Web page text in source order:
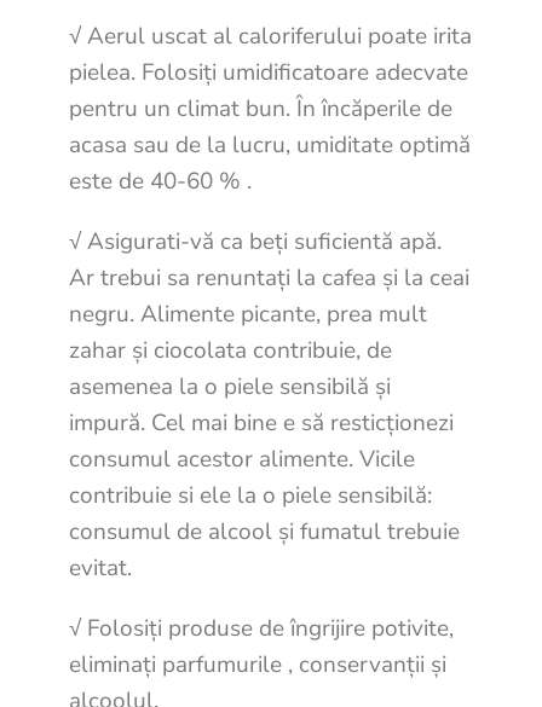
√ Aerul uscat al caloriferului poate irita
pielea. Folosiți umidificatoare adecvate
pentru un climat bun. În încăperile de
acasa sau de la lucru, umiditate optimă
este de 40-60 % .
√ Asigurati-vă ca beți suficientă apă.
Ar trebui sa renuntați la cafea și la ceai
negru. Alimente picante, prea mult
zahar și ciocolata contribuie, de
asemenea la o piele sensibilă și
impură. Cel mai bine e să resticționezi
consumul acestor alimente. Vicile
contribuie si ele la o piele sensibilă:
consumul de alcool și fumatul trebuie
evitat.
√ Folosiți produse de îngrijire potivite,
eliminați parfumurile , conservanții și
alcoolul.